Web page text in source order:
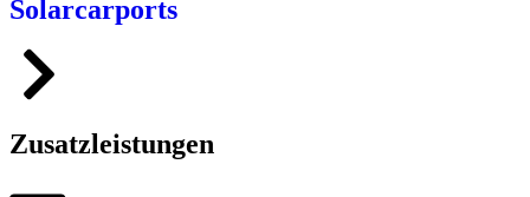
Solarcarports
Zusatzleistungen